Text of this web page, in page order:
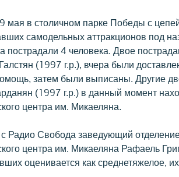
мая в столичном парке Победы с
самодельных аттракционов под
пострадали 4 человека. Двое
(1997 г.р.), вчера были
затем были выписаны. Другие
(1997 г.р.) в данный момент
центра им. Микаеляна.
Радио Свобода заведующий
центра им. Микаеляна Рафаель
оценивается как среднетяжелое,